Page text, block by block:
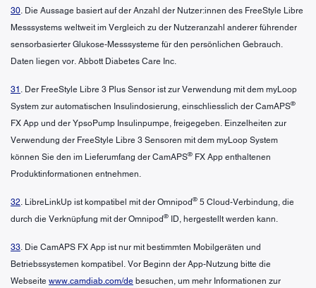
30. Die Aussage basiert auf der Anzahl der Nutzer:innen des FreeStyle Libre
Messsystems weltweit im Vergleich zu der Nutzeranzahl anderer führender
sensorbasierter Glukose-Messsysteme für den persönlichen Gebrauch.
Daten liegen vor. Abbott Diabetes Care Inc.
31 . Der FreeStyle Libre 3 Plus Sensor ist zur Verwendung mit dem myLoop
System zur automatischen Insulindosierung, einschliesslich der CamAPS®
FX App und der YpsoPump Insulinpumpe, freigegeben. Einzelheiten zur
Verwendung der FreeStyle Libre 3 Sensoren mit dem myLoop System
können Sie den im Lieferumfang der CamAPS® FX App enthaltenen
Produktinformationen entnehmen.
32. LibreLinkUp ist kompatibel mit der Omnipod® 5 Cloud-Verbindung, die
durch die Verknüpfung mit der Omnipod® ID, hergestellt werden kann.
33. Die CamAPS FX App ist nur mit bestimmten Mobilgeräten und
Betriebssystemen kompatibel. Vor Beginn der App-Nutzung bitte die
Webseite www.camdiab.com/de besuchen, um mehr Informationen zur